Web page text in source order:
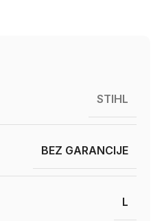
STIHL
BEZ GARANCIJE
L